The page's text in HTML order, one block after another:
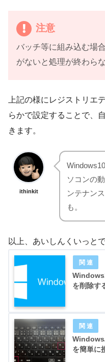
注意
バッチ等に組み込む場
がないと処理が終わら
上記の様にレジストリエ
らかで設定することで、
きます。
ithinkit
ソコンの
ンテナン
も。
以上、あいしんくいっとで
を削除す
Windows
を簡単に